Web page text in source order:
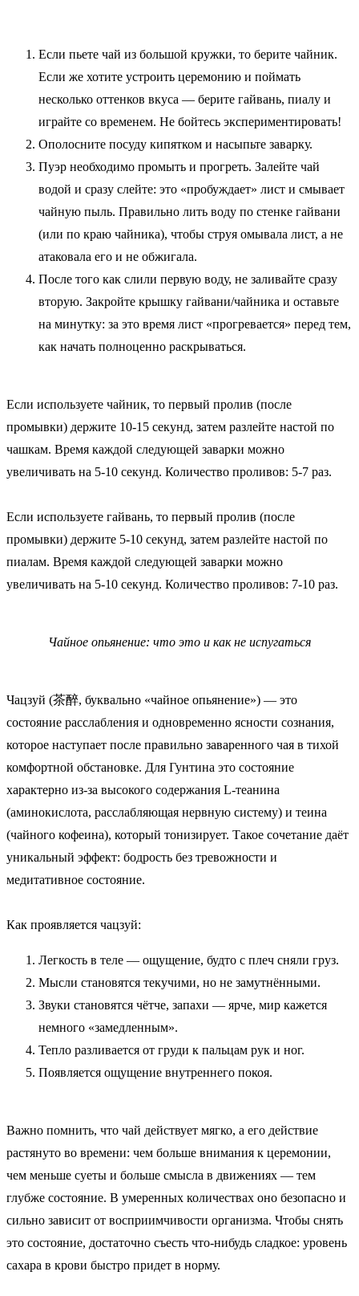
Если пьете чай из большой кружки, то берите чайник.
Если же хотите устроить церемонию и поймать
несколько оттенков вкуса — берите гайвань, пиалу и
играйте со временем. Не бойтесь экспериментировать!
Ополосните посуду кипятком и насыпьте заварку.
Пуэр необходимо промыть и прогреть. Залейте чай
водой и сразу слейте: это «пробуждает» лист и смывает
чайную пыль. Правильно лить воду по стенке гайвани
(или по краю чайника), чтобы струя омывала лист, а не
атаковала его и не обжигала.
После того как слили первую воду, не заливайте сразу
вторую. Закройте крышку гайвани/чайника и оставьте
на минутку: за это время лист «прогревается» перед тем,
как начать полноценно раскрываться.
Если используете чайник, то первый пролив (после
промывки) держите 10-15 секунд, затем разлейте настой по
чашкам. Время каждой следующей заварки можно
увеличивать на 5-10 секунд. Количество проливов: 5-7 раз.
Если используете гайвань, то первый пролив (после
промывки) держите 5-10 секунд, затем разлейте настой по
пиалам. Время каждой следующей заварки можно
увеличивать на 5-10 секунд. Количество проливов: 7-10 раз.
Чайное опьянение: что это и как не испугаться
Чацзуй (茶醉, буквально «чайное опьянение») — это
состояние расслабления и одновременно ясности сознания,
которое наступает после правильно заваренного чая в тихой
комфортной обстановке. Для Гунтина это состояние
характерно из-за высокого содержания L-теанина
(аминокислота, расслабляющая нервную систему) и теина
(чайного кофеина), который тонизирует. Такое сочетание даёт
уникальный эффект: бодрость без тревожности и
медитативное состояние.
Как проявляется чацзуй:
Легкость в теле — ощущение, будто с плеч сняли груз.
Мысли становятся текучими, но не замутнёнными.
Звуки становятся чётче, запахи — ярче, мир кажется
немного «замедленным».
Тепло разливается от груди к пальцам рук и ног.
Появляется ощущение внутреннего покоя.
Важно помнить, что чай действует мягко, а его действие
растянуто во времени: чем больше внимания к церемонии,
чем меньше суеты и больше смысла в движениях — тем
глубже состояние. В умеренных количествах оно безопасно и
сильно зависит от восприимчивости организма. Чтобы снять
это состояние, достаточно съесть что-нибудь сладкое: уровень
сахара в крови быстро придет в норму.